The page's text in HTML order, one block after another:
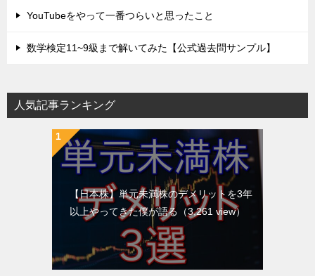
YouTubeをやって一番つらいと思ったこと
数学検定11~9級まで解いてみた【公式過去問サンプル】
人気記事ランキング
【日本株】単元未満株のデメリットを3年
以上やってきた僕が語る （3,261 view）